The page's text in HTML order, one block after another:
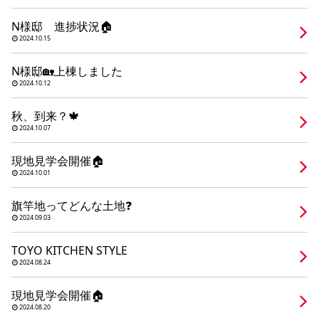
コンセプトプラン
企業情報
京都山城店 TOPへ
N様邸 進捗状況🏠
2024.10.15
N様邸🏡上棟しました
2024.10.12
秋、到来？🍁
2024.10.07
現地見学会開催🏠
2024.10.01
旗竿地ってどんな土地❓
2024.09.03
TOYO KITCHEN STYLE
2024.08.24
現地見学会開催🏠
2024.08.20